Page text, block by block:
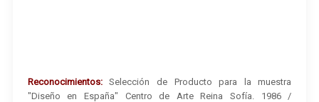
Reconocimientos:Selección de Producto para la muestra
"Diseño en España" Centro de Arte Reina Sofía. 1986 /